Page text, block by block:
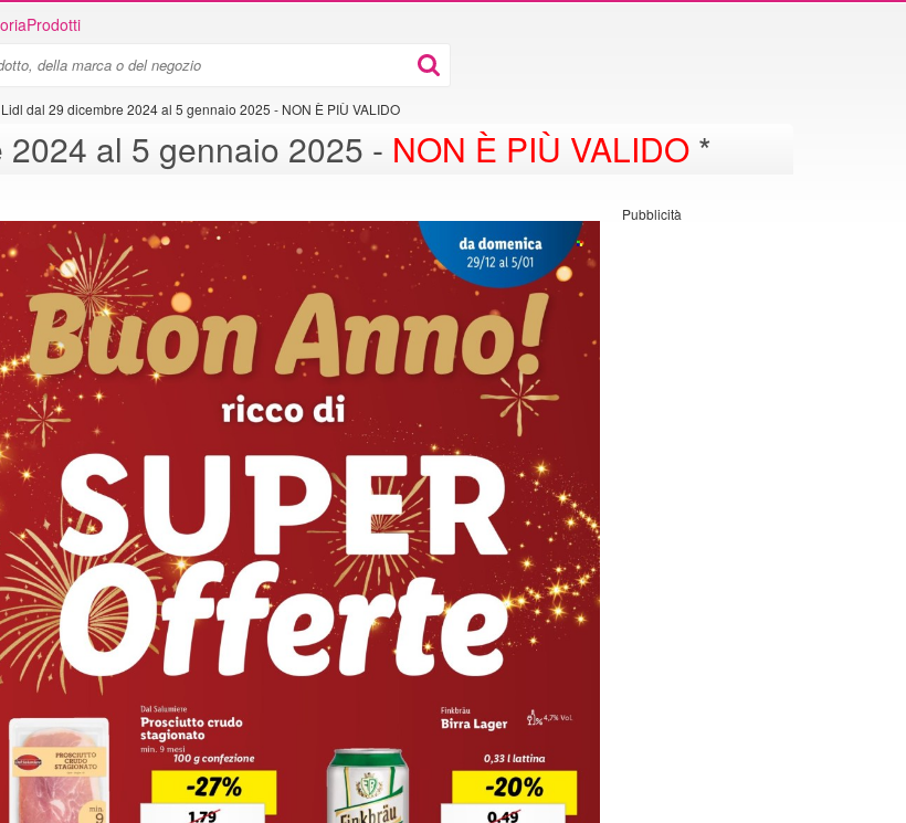
Prodotti
dal 29 dicembre 2024 al 5 gennaio 2025 - NON È PIÙ VALIDO
al 5 gennaio 2025 - NON È PIÙ VALIDO *
Pubblicità